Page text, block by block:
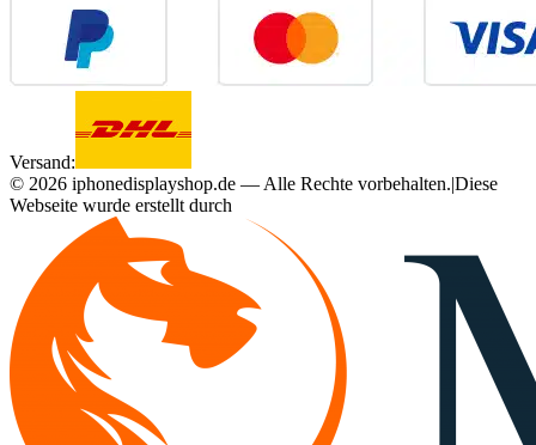
Versand:
© 2026 iphonedisplayshop.de — Alle Rechte vorbehalten.|Diese
Webseite wurde erstellt durch